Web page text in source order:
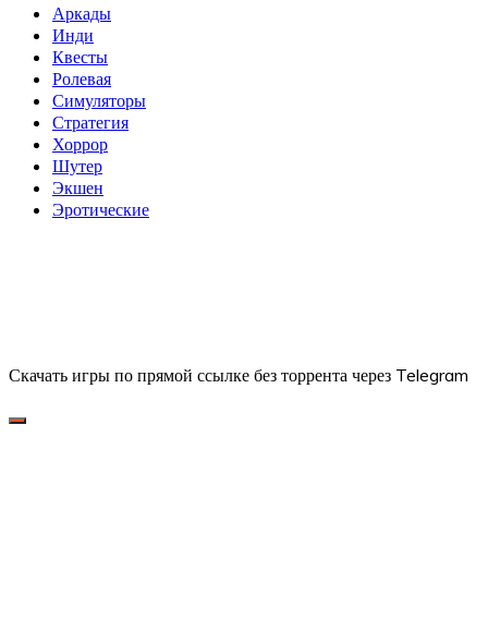
Аркады
Инди
Квесты
Ролевая
Симуляторы
Стратегия
Хоррор
Шутер
Экшен
Эротические
Скачать игры по прямой ссылке без торрента через Telegram